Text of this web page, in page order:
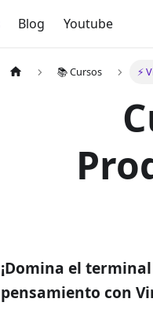
Blog Youtube
📚 Cursos ⚡️
¡Domina el
pensamiento con